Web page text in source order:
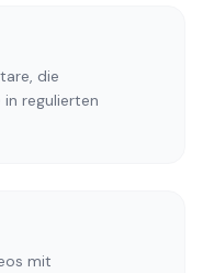
die
regulierten
mit